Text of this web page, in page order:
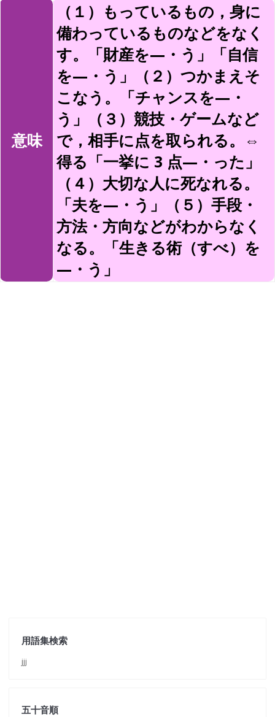
意味
（１）もっているもの，身に
備わっているものなどをなく
す。「財産を—・う」「自信
を—・う」（２）つかまえそ
こなう。「チャンスを—・
う」（３）競技・ゲームなど
で，相手に点を取られる。⇔
得る「一挙に 3 点—・った」
（４）大切な人に死なれる。
「夫を—・う」（５）手段・
方法・方向などがわからなく
なる。「生きる術（すべ）を
—・う」
用語集検索
jjj
五十音順